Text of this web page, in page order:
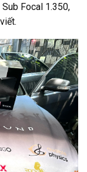
Focal 1.350,